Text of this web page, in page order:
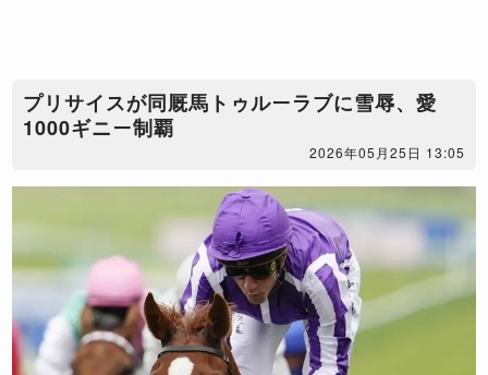
​プリサイスが同厩馬トゥルーラブに雪辱、愛
1000ギニー制覇
2026年05月25日 13:05